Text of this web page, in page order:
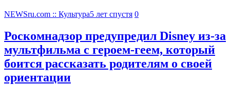
NEWSru.com :: Культура5 лет спустя 0
Роскомнадзор предупредил Disney из-за
мультфильма c героем-геем, который
боится рассказать родителям о своей
ориентации